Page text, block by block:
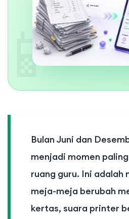
Bulan Juni dan
menjadi momen
ruang guru. Ini adalah
meja-meja berubah
kertas, suara printer